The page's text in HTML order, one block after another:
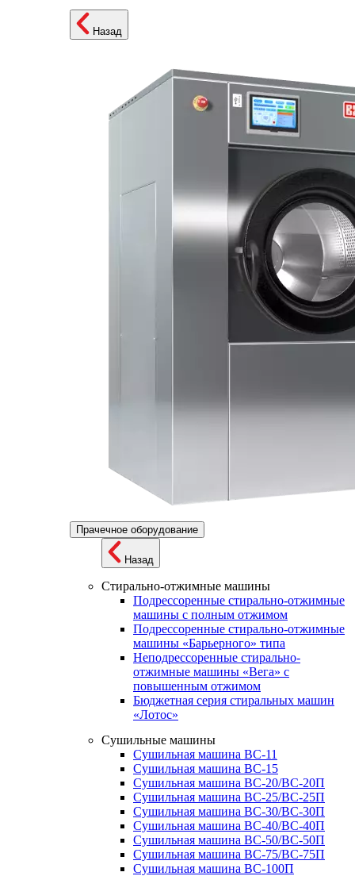
Назад
Прачечное оборудование
Назад
Стирально-отжимные машины
Подрессоренные стирально-отжимные
машины с полным отжимом
Подрессоренные стирально-отжимные
машины «Барьерного» типа
Неподрессоренные стирально-
отжимные машины «Вега» с
повышенным отжимом
Бюджетная серия стиральных машин
«Лотос»
Сушильные машины
Сушильная машина ВС-11
Сушильная машина ВС-15
Сушильная машина ВС-20/ВС-20П
Сушильная машина ВС-25/ВС-25П
Сушильная машина ВС-30/ВС-30П
Сушильная машина ВС-40/ВС-40П
Сушильная машина ВС-50/ВС-50П
Сушильная машина ВС-75/ВС-75П
Сушильная машина ВС-100П